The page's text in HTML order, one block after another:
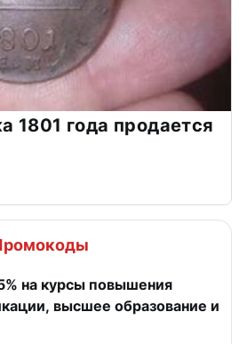
1801 года продается
на курсы повышения
высшее образование и